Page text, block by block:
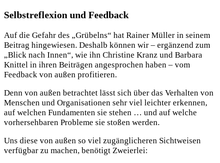
Selbstreflexion und Feedback
Auf die Gefahr des „Grübelns“ hat Rainer Müller in seinem
Beitrag hingewiesen. Deshalb können wir – ergänzend zum
„Blick nach Innen“, wie ihn Christine Kranz und Barbara
Knittel in ihren Beiträgen angesprochen haben – vom
Feedback von außen profitieren.
Denn von außen betrachtet lässt sich über das Verhalten von
Menschen und Organisationen sehr viel leichter erkennen,
auf welchen Fundamenten sie stehen … und auf welche
vorhersehbaren Probleme sie stoßen werden.
Uns diese von außen so viel zugänglicheren Sichtweisen
verfügbar zu machen, benötigt Zweierlei: